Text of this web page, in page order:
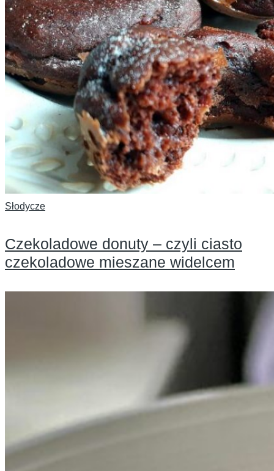
Słodycze
Czekoladowe donuty – czyli ciasto
czekoladowe mieszane widelcem